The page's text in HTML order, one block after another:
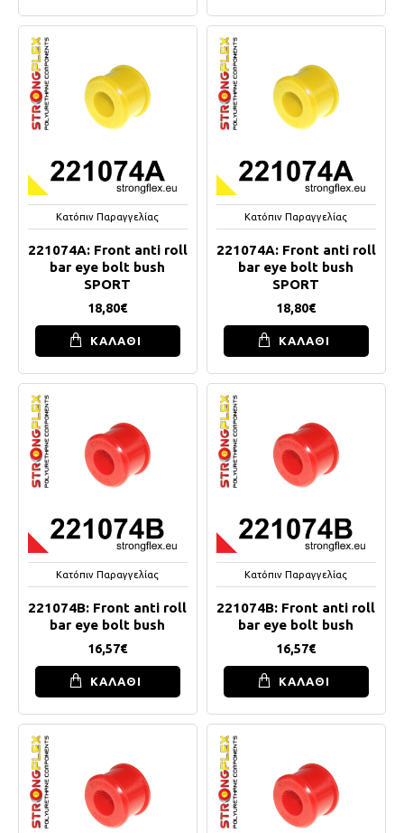
Κατόπιν Παραγγελίας
221074A: Front anti roll
bar eye bolt bush
SPORT
18,80€
ΚΑΛΑΘΙ
Κατόπιν Παραγγελίας
221074A: Front anti roll
bar eye bolt bush
SPORT
18,80€
ΚΑΛΑΘΙ
Κατόπιν Παραγγελίας
221074B: Front anti roll
bar eye bolt bush
16,57€
ΚΑΛΑΘΙ
Κατόπιν Παραγγελίας
221074B: Front anti roll
bar eye bolt bush
16,57€
ΚΑΛΑΘΙ